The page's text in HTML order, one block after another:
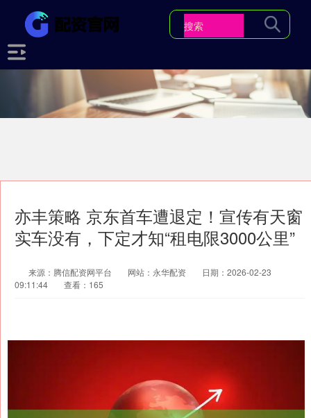
亦丰策略 京东首车遭退定！宣传有天窗
实车没有，下定才知“租电限3000公里”
来源：腾信配资网平台 网站：永华配资
日期：2026-02-23
09:11:44
查看：165